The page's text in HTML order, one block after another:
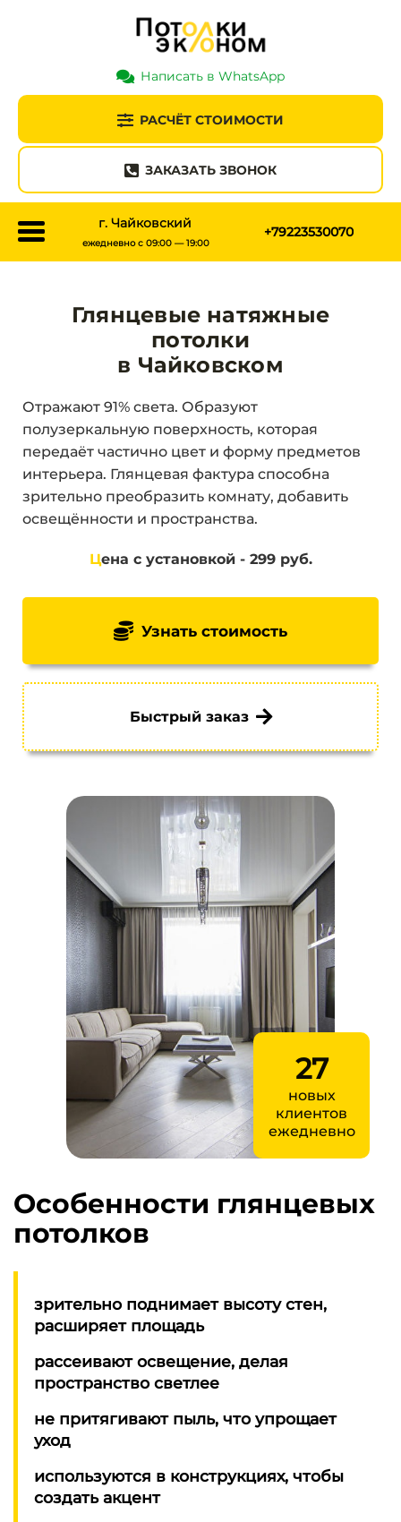
Написать в WhatsApp
РАСЧЁТ СТОИМОСТИ
ЗАКАЗАТЬ ЗВОНОК
г. Чайковский
ежедневно с 09:00 — 19:00
+79223530070
Глянцевые натяжные
потолки
в Чайковском
Отражают 91% света. Образуют
полузеркальную поверхность, которая
передаёт частично цвет и форму предметов
интерьера. Глянцевая фактура способна
зрительно преобразить комнату, добавить
освещённости и пространства.
Цена с установкой - 299 руб.
Узнать стоимость
Быстрый заказ
27
новых
клиентов
ежедневно
Особенности глянцевых
потолков
зрительно поднимает высоту стен,
расширяет площадь
рассеивают освещение, делая
пространство светлее
не притягивают пыль, что упрощает
уход
используются в конструкциях, чтобы
создать акцент